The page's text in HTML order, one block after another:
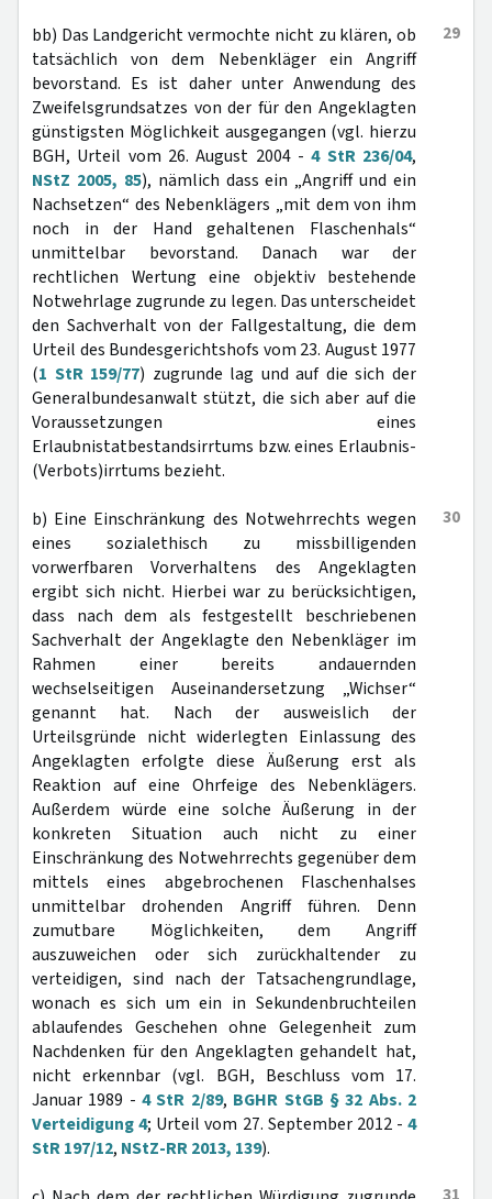
29
bb) Das Landgericht vermochte nicht zu klären, ob
tatsächlich von dem Nebenkläger ein Angriff
bevorstand. Es ist daher unter Anwendung des
Zweifelsgrundsatzes von der für den Angeklagten
günstigsten Möglichkeit ausgegangen (vgl. hierzu
BGH, Urteil vom 26. August 2004 -4 StR 236/04,
NStZ 2005, 85), nämlich dass ein „Angriff und ein
Nachsetzen“ des Nebenklägers „mit dem von ihm
noch in der Hand gehaltenen Flaschenhals“
unmittelbar bevorstand. Danach war der
rechtlichen Wertung eine objektiv bestehende
Notwehrlage zugrunde zu legen. Das unterscheidet
den Sachverhalt von der Fallgestaltung, die dem
Urteil des Bundesgerichtshofs vom 23. August 1977
(1 StR 159/77) zugrunde lag und auf die sich der
Generalbundesanwalt stützt, die sich aber auf die
Voraussetzungen eines
Erlaubnistatbestandsirrtums bzw. eines Erlaubnis-
(Verbots)irrtums bezieht.
30
b) Eine Einschränkung des Notwehrrechts wegen
eines sozialethisch zu missbilligenden
vorwerfbaren Vorverhaltens des Angeklagten
ergibt sich nicht. Hierbei war zu berücksichtigen,
dass nach dem als festgestellt beschriebenen
Sachverhalt der Angeklagte den Nebenkläger im
Rahmen einer bereits andauernden
wechselseitigen Auseinandersetzung „Wichser“
genannt hat. Nach der ausweislich der
Urteilsgründe nicht widerlegten Einlassung des
Angeklagten erfolgte diese Äußerung erst als
Reaktion auf eine Ohrfeige des Nebenklägers.
Außerdem würde eine solche Äußerung in der
konkreten Situation auch nicht zu einer
Einschränkung des Notwehrrechts gegenüber dem
mittels eines abgebrochenen Flaschenhalses
unmittelbar drohenden Angriff führen. Denn
zumutbare Möglichkeiten, dem Angriff
auszuweichen oder sich zurückhaltender zu
verteidigen, sind nach der Tatsachengrundlage,
wonach es sich um ein in Sekundenbruchteilen
ablaufendes Geschehen ohne Gelegenheit zum
Nachdenken für den Angeklagten gehandelt hat,
nicht erkennbar (vgl. BGH, Beschluss vom 17.
Januar 1989 -4 StR 2/89, BGHR StGB § 32 Abs. 2
Verteidigung 4; Urteil vom 27. September 2012 - 4
StR 197/12, NStZ-RR 2013, 139).